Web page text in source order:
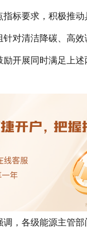
指标要求，积极推
针对清洁降碳、高
励开展同时满足上
，各级能源主管部